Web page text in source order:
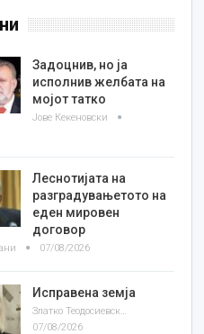
Задоцнив, но ја
исполнив желбата на
мојот татко
Јове Кекеновски
Леснотијата на
разградувањетото на
еден мировен
договор
07/08/2026
Исправена земја
Златко Теодосиевски
07/08/2026